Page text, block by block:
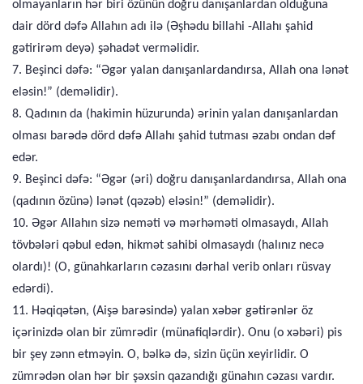
olmayanların hər biri özünün doğru danışanlardan olduğuna
dair dörd dəfə Allahın adı ilə (Əşhədu billahi -Allahı şahid
gətirirəm deyə) şəhadət verməlidir.
7. Beşinci dəfə: “Əgər yalan danışanlardandırsa, Allah ona lənət
eləsin!” (deməlidir).
8. Qadının da (hakimin hüzurunda) ərinin yalan danışanlardan
olması barədə dörd dəfə Allahı şahid tutması əzabı ondan dəf
edər.
9. Beşinci dəfə: “Əgər (əri) doğru danışanlardandırsa, Allah ona
(qadının özünə) lənət (qəzəb) eləsin!” (deməlidir).
10. Əgər Allahın sizə neməti və mərhəməti olmasaydı, Allah
tövbələri qəbul edən, hikmət sahibi olmasaydı (halınız necə
olardı)! (O, günahkarların cəzasını dərhal verib onları rüsvay
edərdi).
11. Həqiqətən, (Aişə barəsində) yalan xəbər gətirənlər öz
içərinizdə olan bir zümrədir (münafiqlərdir). Onu (o xəbəri) pis
bir şey zənn etməyin. O, bəlkə də, sizin üçün xeyirlidir. O
zümrədən olan hər bir şəxsin qazandığı günahın cəzası vardır.